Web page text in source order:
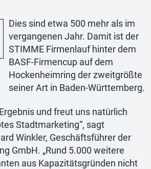
Dies sind etwa 500 mehr als im
vergangenen Jahr. Damit ist der
STIMME Firmenlauf hinter dem
BASF-Firmencup auf dem
Hockenheimring der zweitgrößte
seiner Art in Baden-Württemberg.
und freut uns natürlich
Stadtmarketing“, sagt
Winkler, Geschäftsführer der
GmbH. „Rund 5.000 weitere
aus Kapazitätsgründen nicht